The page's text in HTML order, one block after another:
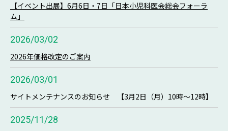
【イベント出展】6月6日・7日「日本小児科医会総会フォーラ
ム」
2026/03/02
2026年価格改定のご案内
2026/03/01
サイトメンテナンスのお知らせ 【3月2日（月）10時～12時】
2025/11/28